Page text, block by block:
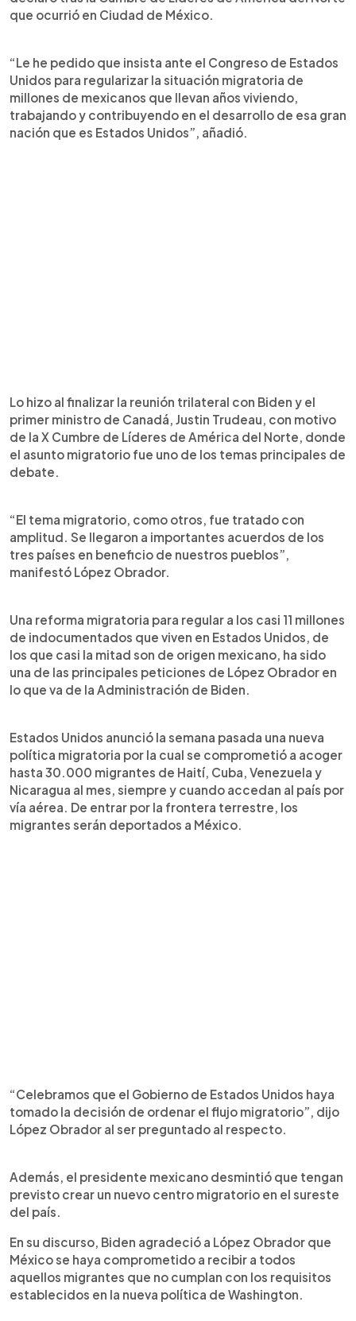
que ocurrió en Ciudad de México.
“Le he pedido que insista ante el Congreso de Estados
Unidos para regularizar la situación migratoria de
millones de mexicanos que llevan años viviendo,
trabajando y contribuyendo en el desarrollo de esa gran
nación que es Estados Unidos”, añadió.
Lo hizo al finalizar la reunión trilateral con Biden y el
primer ministro de Canadá, Justin Trudeau, con motivo
de la X Cumbre de Líderes de América del Norte, donde
el asunto migratorio fue uno de los temas principales de
debate.
“El tema migratorio, como otros, fue tratado con
amplitud. Se llegaron a importantes acuerdos de los
tres países en beneficio de nuestros pueblos”,
manifestó López Obrador.
Una reforma migratoria para regular a los casi 11 millones
de indocumentados que viven en Estados Unidos, de
los que casi la mitad son de origen mexicano, ha sido
una de las principales peticiones de López Obrador en
lo que va de la Administración de Biden.
Estados Unidos anunció la semana pasada una nueva
política migratoria por la cual se comprometió a acoger
hasta 30.000 migrantes de Haití, Cuba, Venezuela y
Nicaragua al mes, siempre y cuando accedan al país por
vía aérea. De entrar por la frontera terrestre, los
migrantes serán deportados a México.
“Celebramos que el Gobierno de Estados Unidos haya
tomado la decisión de ordenar el flujo migratorio”, dijo
López Obrador al ser preguntado al respecto.
Además, el presidente mexicano desmintió que tengan
previsto crear un nuevo centro migratorio en el sureste
del país.
En su discurso, Biden agradeció a López Obrador que
México se haya comprometido a recibir a todos
aquellos migrantes que no cumplan con los requisitos
establecidos en la nueva política de Washington.